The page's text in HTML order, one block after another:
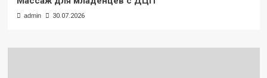
admin 30.07.2026